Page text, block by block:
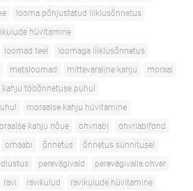
looma põhjustatud liiklusõnnetus
hüvitamine
loomad teel
loomaga liiklusõnnetus
metsloomad mittevaraline kahju
moraal
kahju tööõnnetuse puhul
moraalse kahju hüvitamine
kahju nõue ohvriabi
ohvriabifond
omaabi õnnetus
õnnetus sünnitusel
perevägivald
perevägivalla ohver
ravi ravikulud
ravikulude hüvitamine